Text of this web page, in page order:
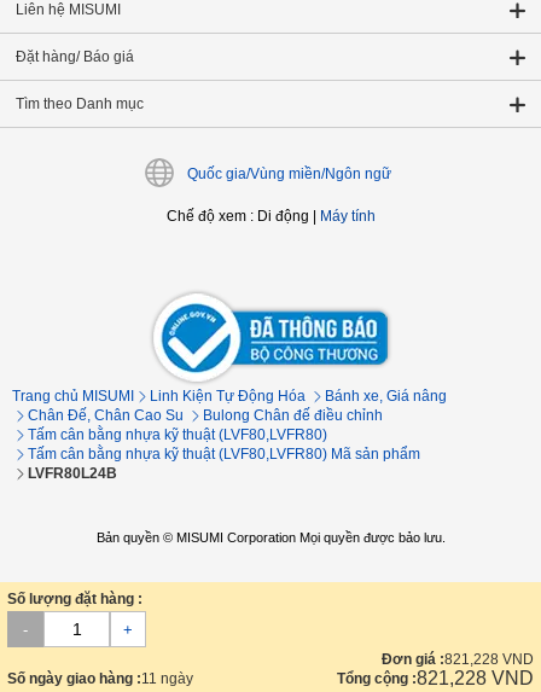
Liên hệ MISUMI
Đặt hàng/ Báo giá
Tìm theo Danh mục
Quốc gia/Vùng miền/Ngôn ngữ
Chế độ xem: Di động Máy tính
Trang chủ MISUMI Linh Kiện Tự Động Hóa
Bánh xe, Giá nâng
Chân Đế, Chân Cao Su
Bulong Chân đế điều chỉnh
Tấm cân bằng nhựa kỹ thuật (LVF80,LVFR80)
Tấm cân bằng nhựa kỹ thuật (LVF80,LVFR80) Mã sản phẩm
LVFR80L24B
Bản quyền © MISUMI Corporation Mọi quyền được bảo lưu.
Số lượng đặt hàng :
- +
Số ngày giao hàng :11 ngày
Đơn giá :821,228 VND
Tổng cộng :821,228 VND